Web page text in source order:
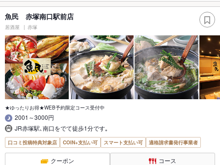
魚民 赤塚南口駅前店
居酒屋 赤塚
★ゆったりお得★WEB予約限定コース受付中
2001～3000円
JR赤塚駅､南口をでて徒歩1分です｡
口コミ投稿特典対象店 COIN+支払い可 スマート支払い可 適格請求書発行事業者
クーポン コース